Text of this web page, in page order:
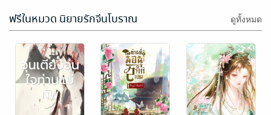
อ่านฟรีจำกัดเวลา อ่านฟรีจำกัดเวลา
ฟรีในหมวด นิยายรักจีนโบราณ ดูทั้งหมด